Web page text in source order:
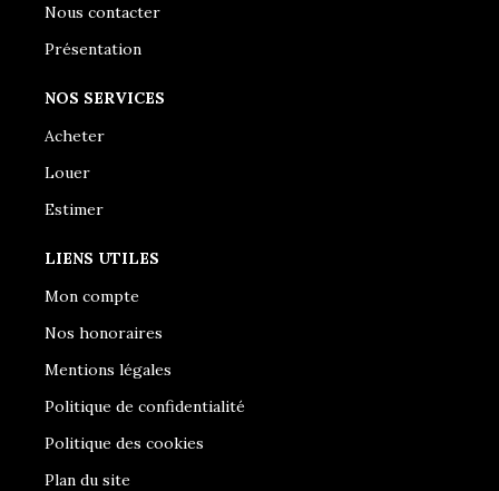
Nous contacter
Présentation
NOS SERVICES
Acheter
Louer
Estimer
LIENS UTILES
Mon compte
Nos honoraires
Mentions légales
Politique de confidentialité
Politique des cookies
Plan du site